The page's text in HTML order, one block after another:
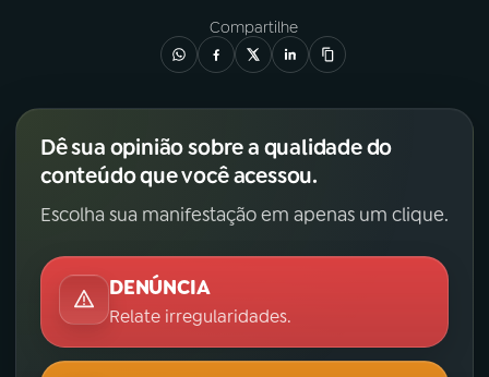
Compartilhe
Dê sua opinião sobre a qualidade do
conteúdo que você acessou.
Escolha sua manifestação em apenas um clique.
DENÚNCIA
Relate irregularidades.